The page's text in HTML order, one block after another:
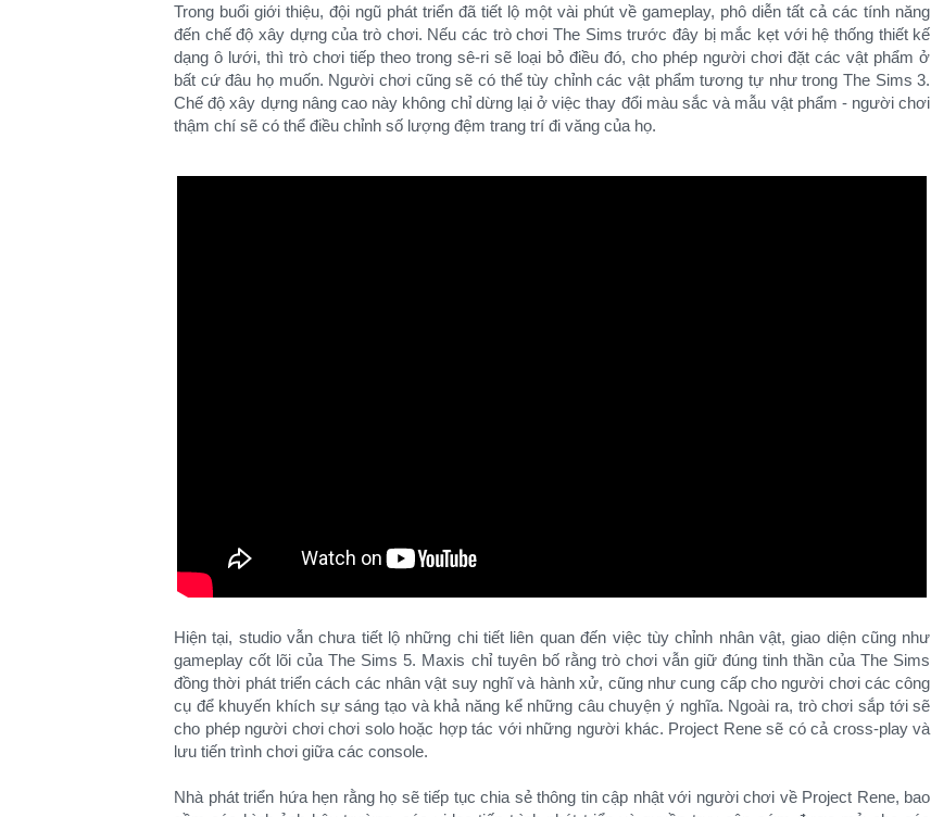
Trong buổi giới thiệu, đội ngũ phát triển đã tiết lộ một vài phút về gameplay, phô diễn tất cả các tính năng
đến chế độ xây dựng của trò chơi. Nếu các trò chơi The Sims trước đây bị mắc kẹt với hệ thống thiết kế
dạng ô lưới, thì trò chơi tiếp theo trong sê-ri sẽ loại bỏ điều đó, cho phép người chơi đặt các vật phẩm ở
bất cứ đâu họ muốn. Người chơi cũng sẽ có thể tùy chỉnh các vật phẩm tương tự như trong The Sims 3.
Chế độ xây dựng nâng cao này không chỉ dừng lại ở việc thay đổi màu sắc và mẫu vật phẩm - người chơi
thậm chí sẽ có thể điều chỉnh số lượng đệm trang trí đi văng của họ.
Hiện tại, studio vẫn chưa tiết lộ những chi tiết liên quan đến việc tùy chỉnh nhân vật, giao diện cũng như
gameplay cốt lõi của The Sims 5. Maxis chỉ tuyên bố rằng trò chơi vẫn giữ đúng tinh thần của The Sims
đồng thời phát triển cách các nhân vật suy nghĩ và hành xử, cũng như cung cấp cho người chơi các công
cụ để khuyến khích sự sáng tạo và khả năng kể những câu chuyện ý nghĩa. Ngoài ra, trò chơi sắp tới sẽ
cho phép người chơi chơi solo hoặc hợp tác với những người khác. Project Rene sẽ có cả cross-play và
lưu tiến trình chơi giữa các console.
Nhà phát triển hứa hẹn rằng họ sẽ tiếp tục chia sẻ thông tin cập nhật với người chơi về Project Rene, bao